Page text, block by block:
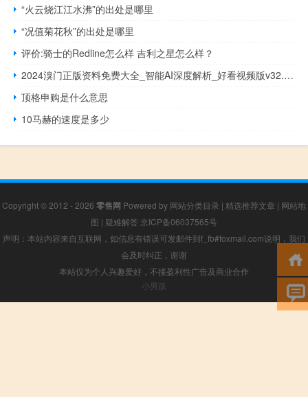
“火云烧江江水沸”的出处是哪里
“况值菊花秋”的出处是哪里
评价:骑士的Redline怎么样 吉利之星怎么样？
2024溴门正版资料免费大全_智能AI深度解析_好看视频版v32.31.769
顶格申购是什么意思
10马赫的速度是多少
Copyright © 2012 - 2026 零售网 Powered by 网站分类目录 | 精选推荐文章 | 网站地
图 | 疑难解答 京ICP备06037565号
声明：本站内容来自互联网，如信息有错误可发邮件到f_fb#foxmail.com说明，我们
会及时纠正，谢谢
本站仅为个人兴趣爱好，不接盈利性广告及商业合作
小男孩